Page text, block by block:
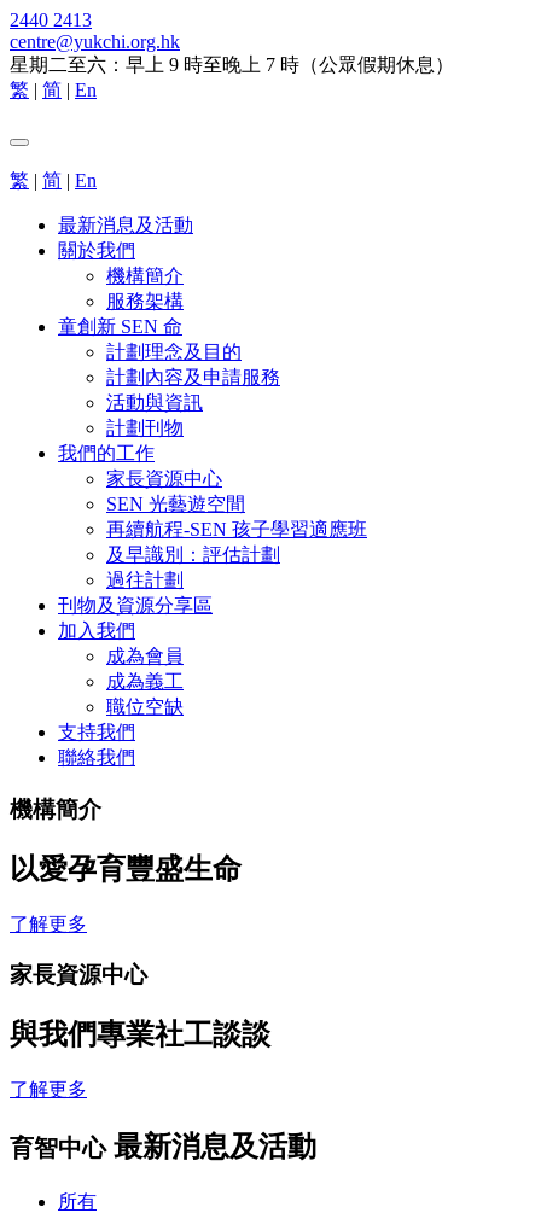
2440 2413
centre@yukchi.org.hk
星期二至六：早上 9 時至晚上 7 時（公眾假期休息）
繁 | 简 | En
繁 | 简 | En
最新消息及活動
關於我們
機構簡介
服務架構
童創新 SEN 命
計劃理念及目的
計劃內容及申請服務
活動與資訊
計劃刊物
我們的工作
家長資源中心
SEN 光藝遊空間
再續航程-SEN 孩子學習適應班
及早識別：評估計劃
過往計劃
刊物及資源分享區
加入我們
成為會員
成為義工
職位空缺
支持我們
聯絡我們
機構簡介
以愛孕育豐盛生命
了解更多
家長資源中心
與我們專業社工談談
了解更多
育智中心最新消息及活動
所有